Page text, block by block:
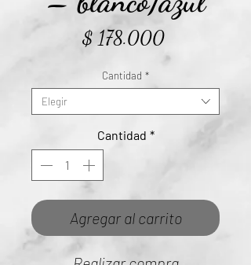
$ 178.000Precio
Cantidad *
Elegir
Cantidad *
Agregar al carrito